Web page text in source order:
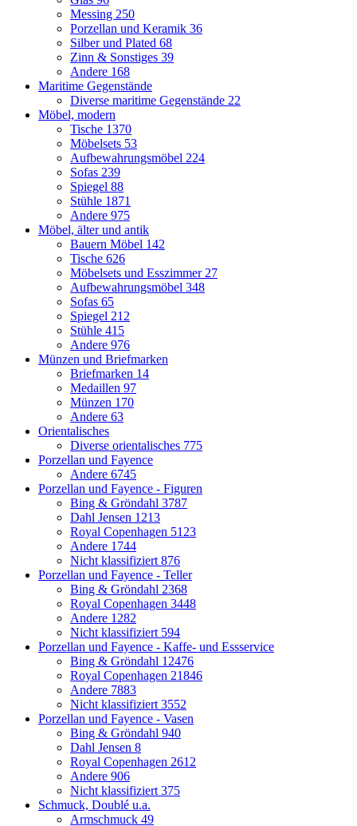
Messing 250
Porzellan und Keramik 36
Silber und Plated 68
Zinn & Sonstiges 39
Andere 168
Maritime Gegenstände
Diverse maritime Gegenstände 22
Möbel, modern
Tische 1370
Möbelsets 53
Aufbewahrungsmöbel 224
Sofas 239
Spiegel 88
Stühle 1871
Andere 975
Möbel, älter und antik
Bauern Möbel 142
Tische 626
Möbelsets und Esszimmer 27
Aufbewahrungsmöbel 348
Sofas 65
Spiegel 212
Stühle 415
Andere 976
Münzen und Briefmarken
Briefmarken 14
Medaillen 97
Münzen 170
Andere 63
Orientalisches
Diverse orientalisches 775
Porzellan und Fayence
Andere 6745
Porzellan und Fayence - Figuren
Bing & Gröndahl 3787
Dahl Jensen 1213
Royal Copenhagen 5123
Andere 1744
Nicht klassifiziert 876
Porzellan und Fayence - Teller
Bing & Gröndahl 2368
Royal Copenhagen 3448
Andere 1282
Nicht klassifiziert 594
Porzellan und Fayence - Kaffe- und Essservice
Bing & Gröndahl 12476
Royal Copenhagen 21846
Andere 7883
Nicht klassifiziert 3552
Porzellan und Fayence - Vasen
Bing & Gröndahl 940
Dahl Jensen 8
Royal Copenhagen 2612
Andere 906
Nicht klassifiziert 375
Schmuck, Doublé u.a.
Armschmuck 49